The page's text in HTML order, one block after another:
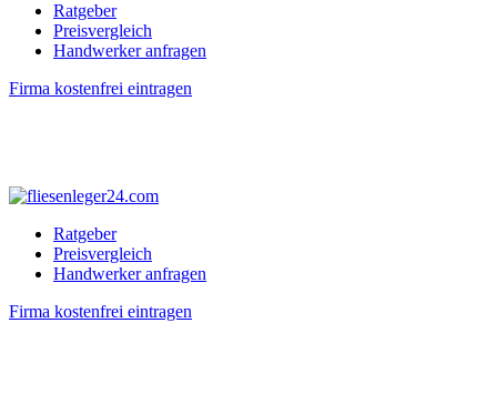
Ratgeber
Preisvergleich
Handwerker anfragen
Firma kostenfrei eintragen
Ratgeber
Preisvergleich
Handwerker anfragen
Firma kostenfrei eintragen